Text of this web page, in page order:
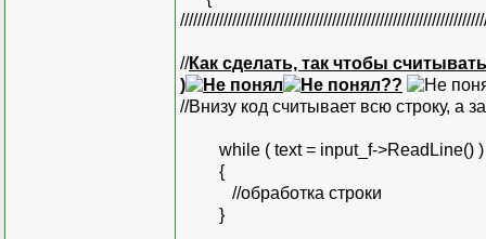
//Как сделать, так чтобы
)
??
//Внизу код считывает всю строку, а
while ( text = input_f->ReadLine() )
{
//обработка строки
}